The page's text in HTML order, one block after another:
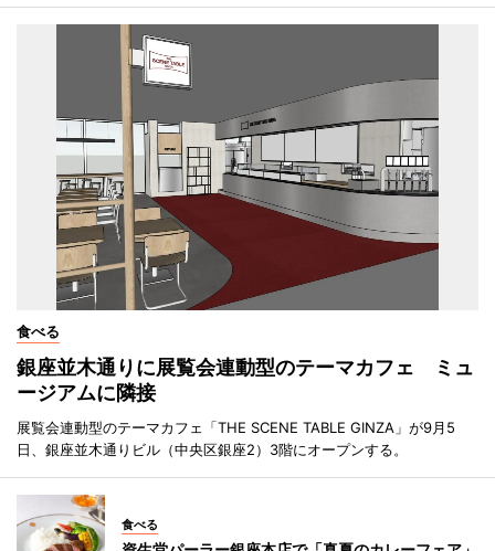
食べる
銀座並木通りに展覧会連動型のテーマカフェ ミュ
ージアムに隣接
展覧会連動型のテーマカフェ「THE SCENE TABLE GINZA」が9月5
日、銀座並木通りビル（中央区銀座2）3階にオープンする。
食べる